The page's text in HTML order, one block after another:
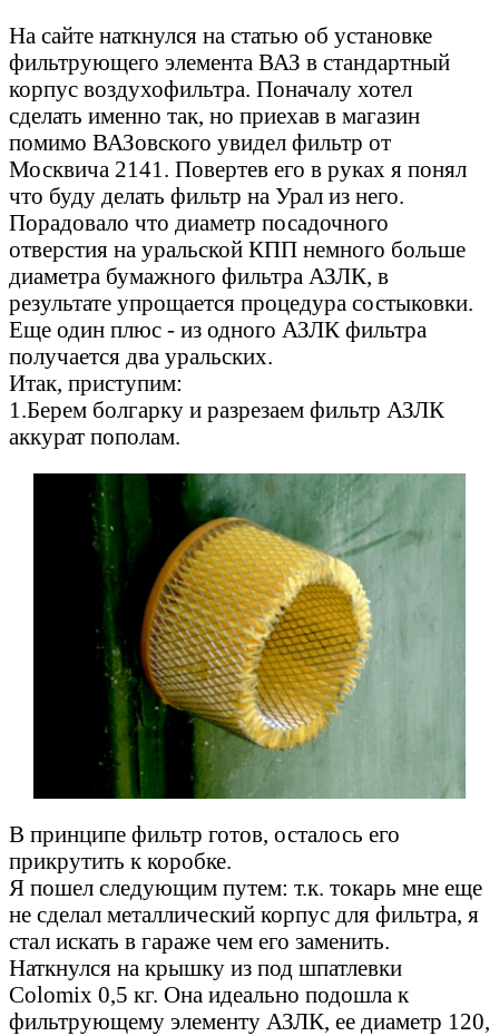
На сайте наткнулся на статью об установке
фильтрующего элемента ВАЗ в стандартный
корпус воздухофильтра. Поначалу хотел
сделать именно так, но приехав в магазин
помимо ВАЗовского увидел фильтр от
Москвича 2141. Повертев его в руках я понял
что буду делать фильтр на Урал из него.
Порадовало что диаметр посадочного
отверстия на уральской КПП немного больше
диаметра бумажного фильтра АЗЛК, в
результате упрощается процедура состыковки.
Еще один плюс - из одного АЗЛК фильтра
получается два уральских.
Итак, приступим:
1.Берем болгарку и разрезаем фильтр АЗЛК
аккурат пополам.
В принципе фильтр готов, осталось его
прикрутить к коробке.
Я пошел следующим путем: т.к. токарь мне еще
не сделал металлический корпус для фильтра, я
стал искать в гараже чем его заменить.
Наткнулся на крышку из под шпатлевки
Colomix 0,5 кг. Она идеально подошла к
фильтрующему элементу АЗЛК, ее диаметр 120,